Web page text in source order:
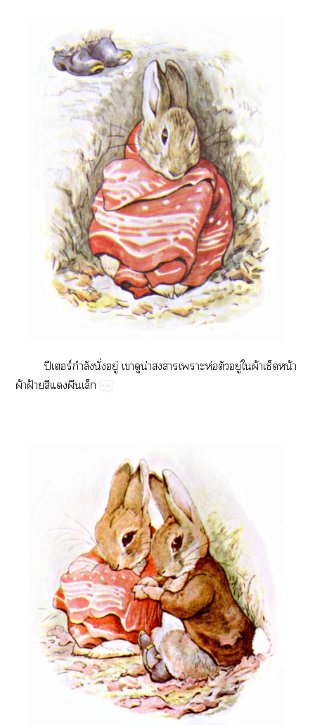
ปี​ร์​ำ​ั่​ู่​​​น่​​​ห่​​ู่​​ผ้​​น้​
ผ้​ฝ้​​​​